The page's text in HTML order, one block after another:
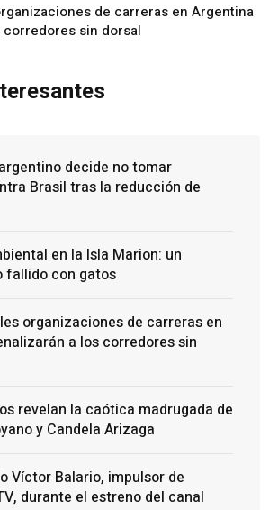
de carreras en Argentina
corredores sin dorsal
decide no tomar
Brasil tras la reducción de
en la Isla Marion: un
fallido con gatos
organizaciones de carreras en
a los corredores sin
revelan la caótica madrugada de
y Candela Arizaga
Víctor Balario, impulsor de
durante el estreno del canal